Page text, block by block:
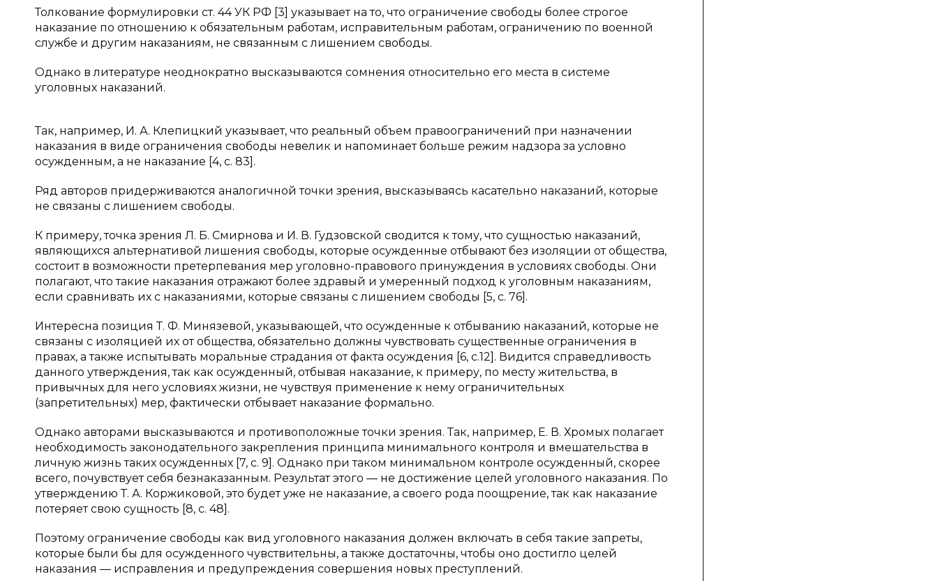
Толкование формулировки ст. 44 УК РФ [3] указывает на то, что ограничение свободы более строгое
наказание по отношению к обязательным работам, исправительным работам, ограничению по военной
службе и другим наказаниям, не связанным с лишением свободы.
Однако в литературе неоднократно высказываются сомнения относительно его места в системе
уголовных наказаний.
Так, например, И. А. Клепицкий указывает, что реальный объем правоограничений при назначении
наказания в виде ограничения свободы невелик и напоминает больше режим надзора за условно
осужденным, а не наказание [4, с. 83].
Ряд авторов придерживаются аналогичной точки зрения, высказываясь касательно наказаний, которые
не связаны с лишением свободы.
К примеру, точка зрения Л. Б. Смирнова и И. В. Гудзовской сводится к тому, что сущностью наказаний,
являющихся альтернативой лишения свободы, которые осужденные отбывают без изоляции от общества,
состоит в возможности претерпевания мер уголовно-правового принуждения в условиях свободы. Они
полагают, что такие наказания отражают более здравый и умеренный подход к уголовным наказаниям,
если сравнивать их с наказаниями, которые связаны с лишением свободы [5, с. 76].
Интересна позиция Т. Ф. Минязевой, указывающей, что осужденные к отбыванию наказаний, которые не
связаны с изоляцией их от общества, обязательно должны чувствовать существенные ограничения в
правах, а также испытывать моральные страдания от факта осуждения [6, с.12]. Видится справедливость
данного утверждения, так как осужденный, отбывая наказание, к примеру, по месту жительства, в
привычных для него условиях жизни, не чувствуя применение к нему ограничительных
(запретительных) мер, фактически отбывает наказание формально.
Однако авторами высказываются и противоположные точки зрения. Так, например, Е. В. Хромых полагает
необходимость законодательного закрепления принципа минимального контроля и вмешательства в
личную жизнь таких осужденных [7, с. 9]. Однако при таком минимальном контроле осужденный, скорее
всего, почувствует себя безнаказанным. Результат этого — не достижение целей уголовного наказания. По
утверждению Т. А. Коржиковой, это будет уже не наказание, а своего рода поощрение, так как наказание
потеряет свою сущность [8, с. 48].
Поэтому ограничение свободы как вид уголовного наказания должен включать в себя такие запреты,
которые были бы для осужденного чувствительны, а также достаточны, чтобы оно достигло целей
наказания — исправления и предупреждения совершения новых преступлений.